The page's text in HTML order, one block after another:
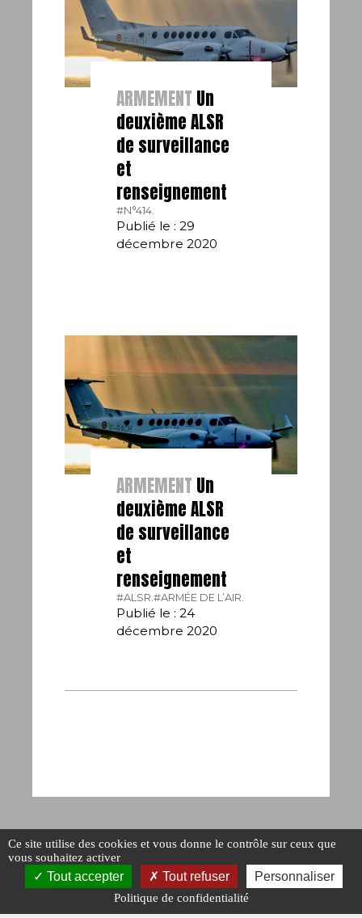
ARMEMENT Un
deuxième ALSR
de surveillance
et
renseignement
#N°414.
Publié le : 29
décembre 2020
ARMEMENT Un
deuxième ALSR
de surveillance
et
renseignement
#ALSR.#ARMÉE DE L’AIR.
Publié le : 24
décembre 2020
Ce site utilise des cookies et vous donne le contrôle sur ceux que
vous souhaitez activer
Tout accepter Tout refuser Personnaliser
Politique de confidentialité